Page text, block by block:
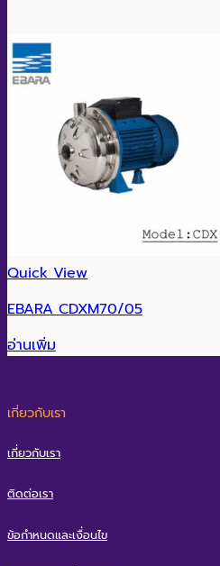
Quick View
EBARA CDXM70/05
อ่านเพิ่ม
เกี่ยวกับเรา
เกี่ยวกับเรา
ติดต่อเรา
ข้อกำหนดและเงื่อนไข